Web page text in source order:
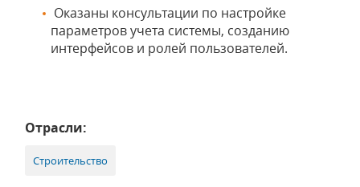
Оказаны консультации по настройке
параметров учета системы, созданию
интерфейсов и ролей пользователей.
Отрасли:
Строительство